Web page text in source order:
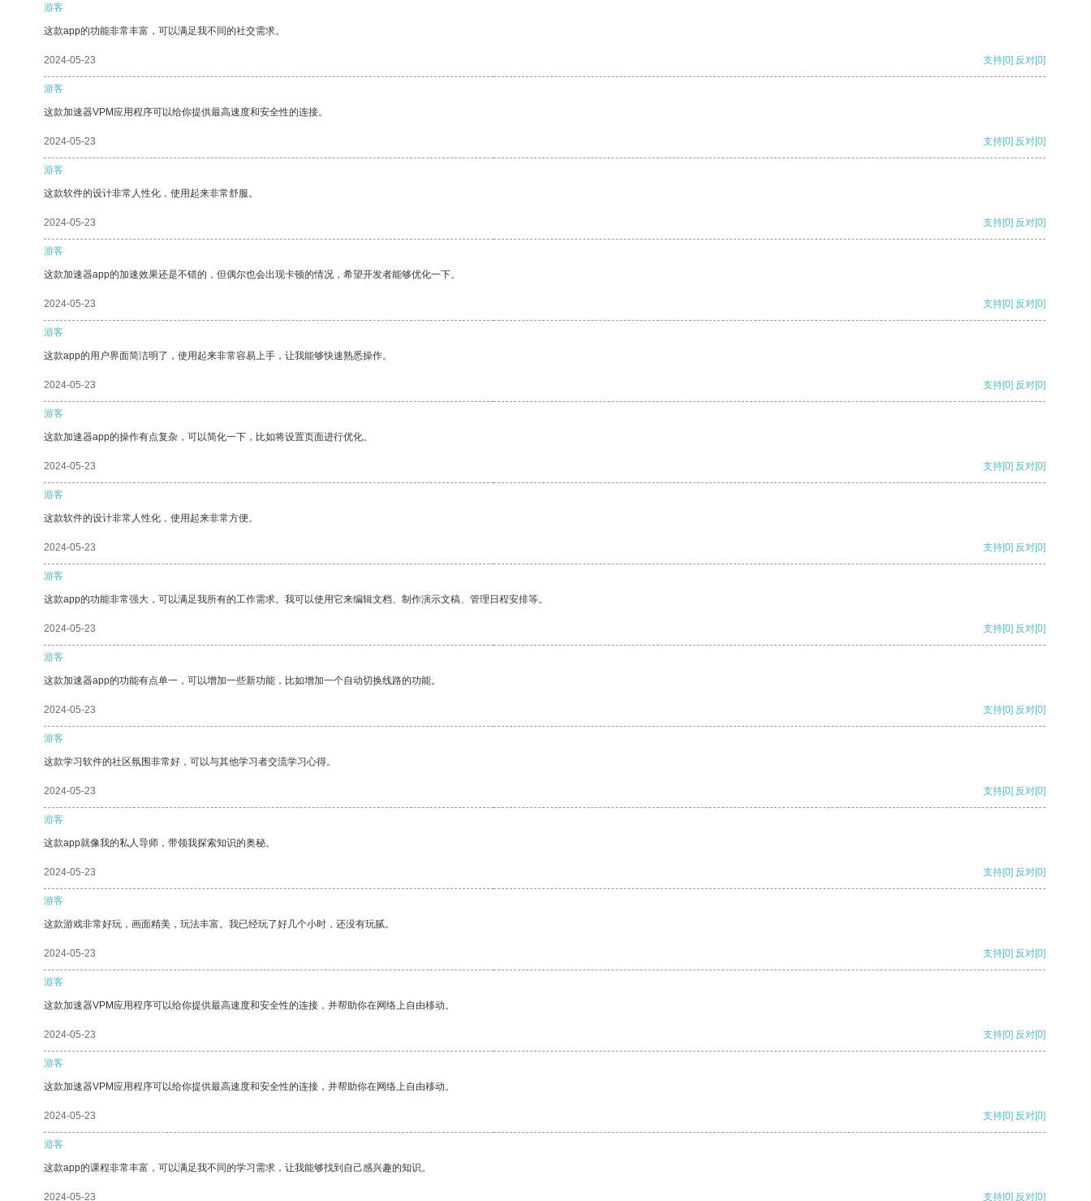
游客
这款app的功能非常丰富，可以满足我不同的社交需求。
2024-05-23 支持[0] 反对[0]
游客
这款加速器VPM应用程序可以给你提供最高速度和安全性的连接。
2024-05-23 支持[0] 反对[0]
游客
这款软件的设计非常人性化，使用起来非常舒服。
2024-05-23 支持[0] 反对[0]
游客
这款加速器app的加速效果还是不错的，但偶尔也会出现卡顿的情况，希望开发者能够优化一下。
2024-05-23 支持[0] 反对[0]
游客
这款app的用户界面简洁明了，使用起来非常容易上手，让我能够快速熟悉操作。
2024-05-23 支持[0] 反对[0]
游客
这款加速器app的操作有点复杂，可以简化一下，比如将设置页面进行优化。
2024-05-23 支持[0] 反对[0]
游客
这款软件的设计非常人性化，使用起来非常方便。
2024-05-23 支持[0] 反对[0]
游客
这款app的功能非常强大，可以满足我所有的工作需求。我可以使用它来编辑文档、制作演示文稿、管理日程安排等。
2024-05-23 支持[0] 反对[0]
游客
这款加速器app的功能有点单一，可以增加一些新功能，比如增加一个自动切换线路的功能。
2024-05-23 支持[0] 反对[0]
游客
这款学习软件的社区氛围非常好，可以与其他学习者交流学习心得。
2024-05-23 支持[0] 反对[0]
游客
这款app就像我的私人导师，带领我探索知识的奥秘。
2024-05-23 支持[0] 反对[0]
游客
这款游戏非常好玩，画面精美，玩法丰富。我已经玩了好几个小时，还没有玩腻。
2024-05-23 支持[0] 反对[0]
游客
这款加速器VPM应用程序可以给你提供最高速度和安全性的连接，并帮助你在网络上自由移动。
2024-05-23 支持[0] 反对[0]
游客
这款加速器VPM应用程序可以给你提供最高速度和安全性的连接，并帮助你在网络上自由移动。
2024-05-23 支持[0] 反对[0]
游客
这款app的课程非常丰富，可以满足我不同的学习需求，让我能够找到自己感兴趣的知识。
2024-05-23 支持[0] 反对[0]